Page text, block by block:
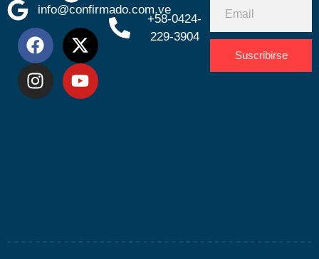
info@confirmado.com.ve
+58-0424-
229-3904
Suscribirse